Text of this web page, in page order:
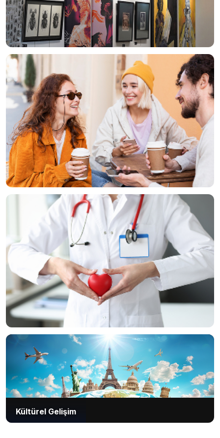
Sanatsal Gelişim
Coffee Talks
Sağlıklı Gelişim
Kültürel Gelişim